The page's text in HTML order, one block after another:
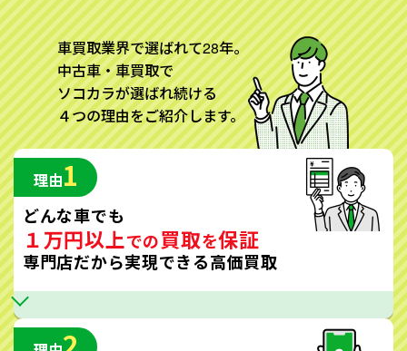
車買取業界で選ばれて28年。
中古車・車買取で
ソコカラが選ばれ続ける
４つの理由をご紹介します。
理由1
どんな車でも
１万円以上での買取を保証
専門店だから実現できる高価買取